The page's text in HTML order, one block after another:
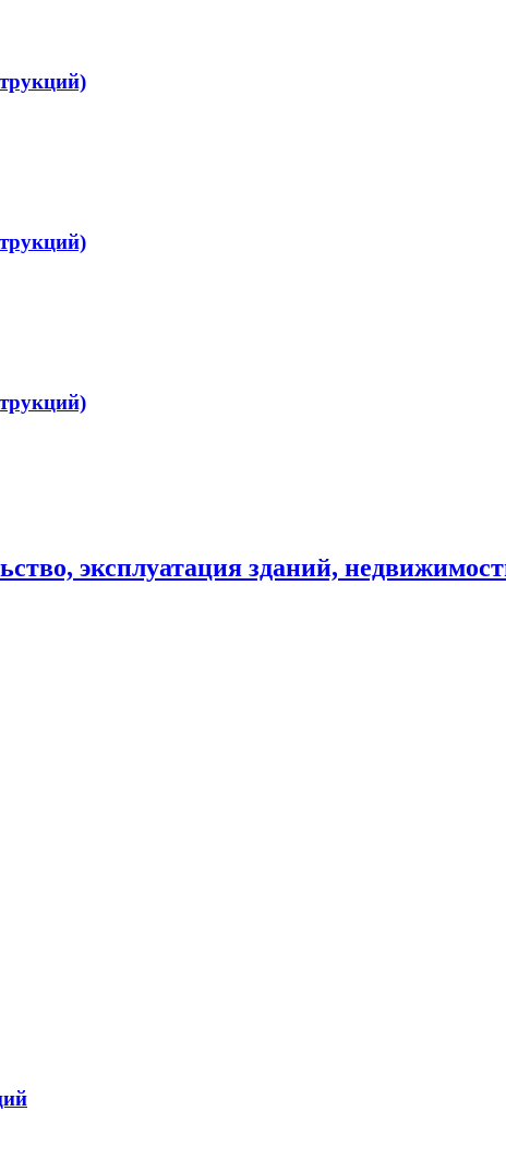
эксплуатация зданий,